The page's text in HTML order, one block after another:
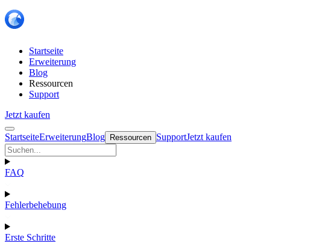
Startseite
Erweiterung
Blog
Ressourcen
Support
Jetzt kaufen
StartseiteErweiterungBlog Ressourcen SupportJetzt kaufen
FAQ
Fehlerbehebung
Erste Schritte